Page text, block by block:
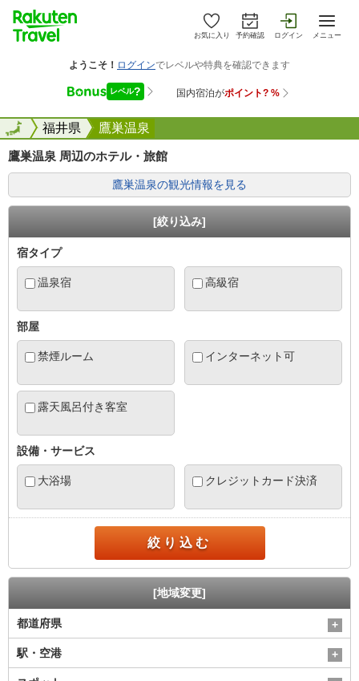
お気に入り 予約確認 ログイン メニュー
全国福井県 鷹巣温泉
全国
鷹巣温泉 周辺のホテル・旅館
鷹巣温泉の観光情報を見る
[絞り込み]
宿タイプ
温泉宿 高級宿
部屋
禁煙ルーム インターネット可
露天風呂付き客室
設備・サービス
大浴場 クレジットカード決済
絞り込む
[地域変更]
都道府県
駅・空港